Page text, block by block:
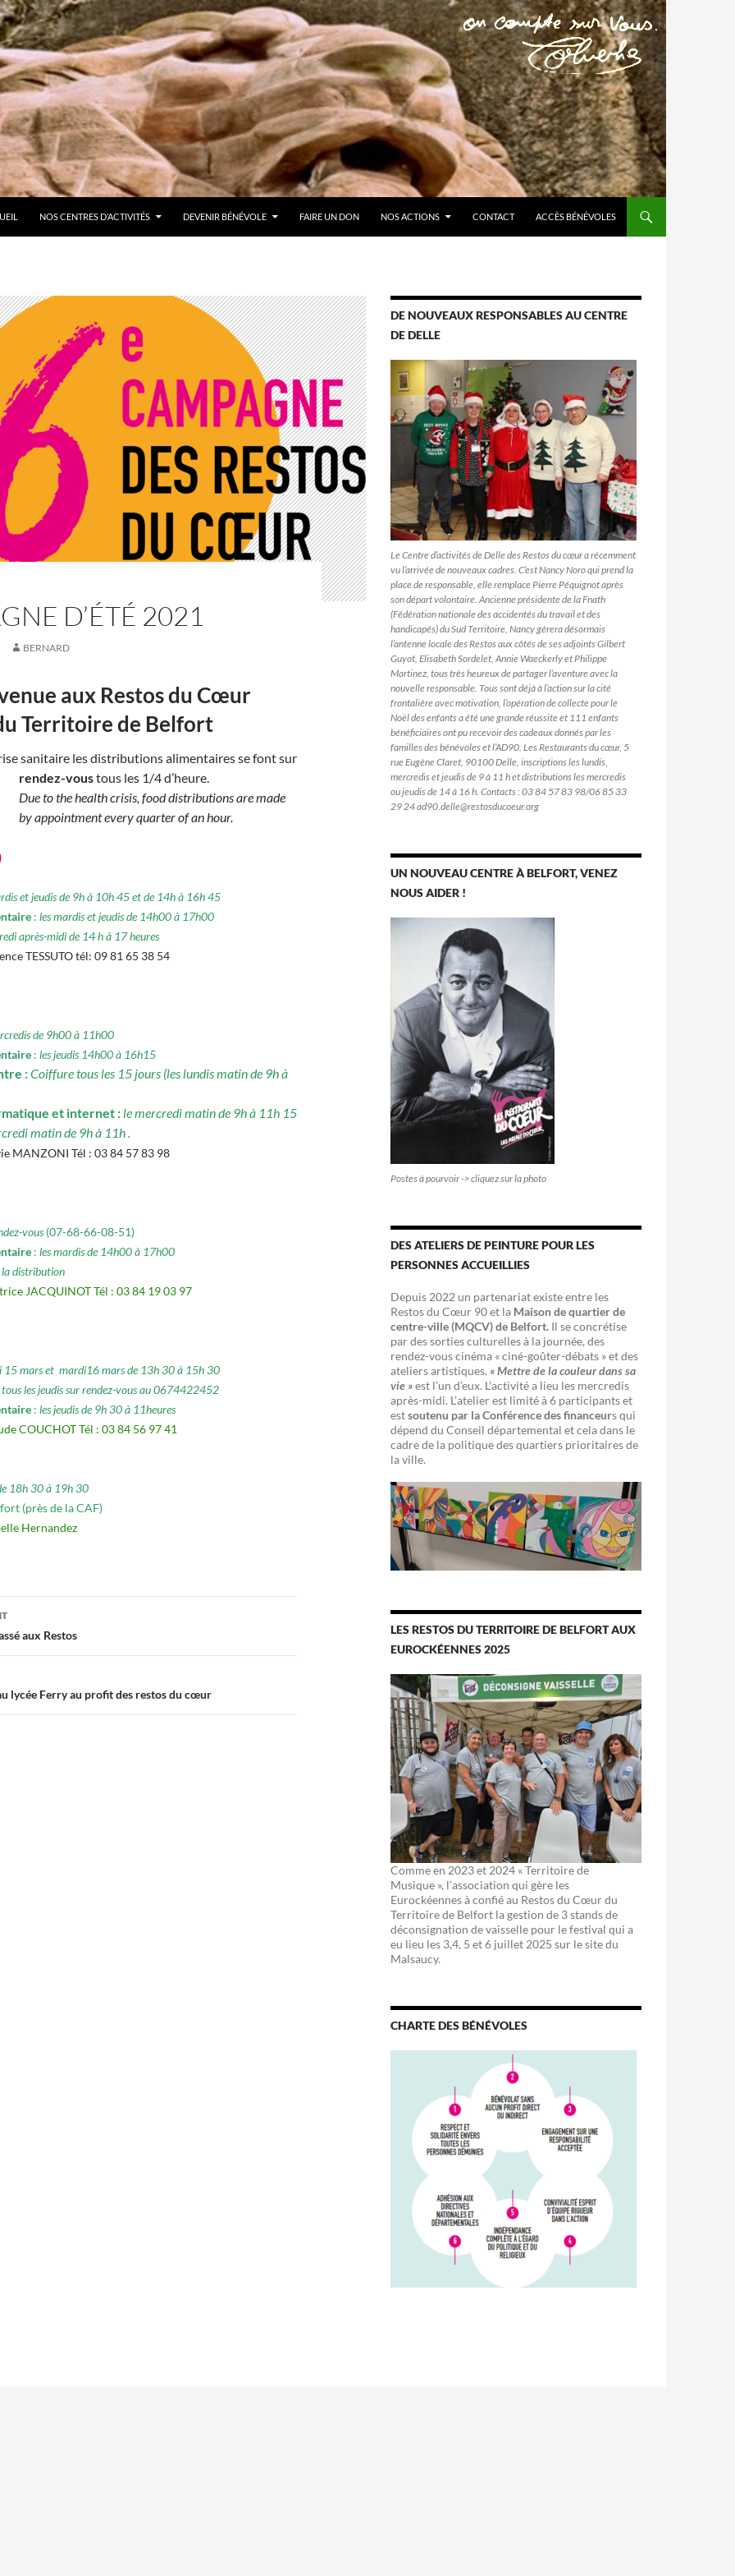
NOS CENTRES D’ACTIVITÉS DEVENIR BÉNÉVOLE FAIRE UN DON NOS ACTIONS CONTACT ACCÈS BÉNÉVOLES
D’ÉTÉ 2021
BERNARD
aux Restos du Cœur
Territoire de Belfort
sanitaire les distributions alimentaires se font sur
rendez-voustous les 1/4 d’heure.
Due to the health crisis, food distributions are made
by appointment every quarter of an hour.
et jeudis de 9h à 10h 45 et de 14h à 16h 45
: les mardis et jeudis de 14h00 à 17h00
après-midi de 14 h à 17 heures
TESSUTOtél: 09 81 65 38 54
de 9h00 à 11h00
: les jeudis 14h00 à 16h15
:Coiffure tous les 15 jours (les lundis matin de 9h à
et internet : le mercredi matin de 9h à 11h 15
matin de 9h à 11h .
MANZONI Tél : 03 84 57 83 98
vous (07-68-66-08-51)
: les mardis de 14h00 à 17h00
distribution
JACQUINOT Tél : 03 84 19 03 97
15 mars et mardi16 mars de 13h 30 à 15h 30
les jeudis sur rendez-vous au 0674422452
: les jeudis de 9h 30 à 11heures
COUCHOT Tél : 03 84 56 97 41
18h 30 à 19h 30
(près de la CAF)
Hernandez
aux Restos
lycée Ferry au profit des restos du cœur
DE NOUVEAUX RESPONSABLES AU CENTRE
DE DELLE
Le Centre d’activités de Delle des Restos du cœur a récemment
vu l’arrivée de nouveaux cadres. C’est Nancy Noro qui prend la
place de responsable, elle remplace Pierre Péquignot après
son départ volontaire. Ancienne présidente de la Fnath
(Fédération nationale des accidentés du travail et des
handicapés) du Sud Territoire, Nancy gérera désormais
l’antenne locale des Restos aux côtés de ses adjoints Gilbert
Guyot, Elisabeth Sordelet, Annie Waeckerly et Philippe
Martinez, tous très heureux de partager l’aventure avec la
nouvelle responsable. Tous sont déjà à l’action sur la cité
frontalière avec motivation, l’opération de collecte pour le
Noël des enfants a été une grande réussite et 111 enfants
bénéficiaires ont pu recevoir des cadeaux donnés par les
familles des bénévoles et l’AD90. Les Restaurants du cœur, 5
rue Eugène Claret, 90100 Delle, inscriptions les lundis,
mercredis et jeudis de 9 à 11 h et distributions les mercredis
ou jeudis de 14 à 16 h. Contacts : 03 84 57 83 98/06 85 33
29 24 ad90.delle@restosducoeur.org
UN NOUVEAU CENTRE À BELFORT, VENEZ
NOUS AIDER !
Postes à pourvoir -> cliquez sur la photo
DES ATELIERS DE PEINTURE POUR LES
PERSONNES ACCUEILLIES
Depuis 2022 un partenariat existe entre les
Restos du Cœur 90 et la Maison de quartier de
centre-ville (MQCV) de Belfort. Il se concrétise
par des sorties culturelles à la journée, des
rendez-vous cinéma « ciné-goûter-débats » et des
ateliers artistiques. « Mettre de la couleur dans sa
vie »est l’un d’eux. L’activité a lieu les mercredis
après-midi. L’atelier est limité à 6 participants et
estsoutenu par la Conférence des financeurs qui
dépend du Conseil départemental et cela dans le
cadre de la politique des quartiers prioritaires de
la ville.
LES RESTOS DU TERRITOIRE DE BELFORT AUX
EUROCKÉENNES 2025
Comme en 2023 et 2024 « Territoire de
Musique », l’association qui gère les
Eurockéennes à confié au Restos du Cœur du
Territoire de Belfort la gestion de 3 stands de
déconsignation de vaisselle pour le festival qui a
eu lieu les 3,4, 5 et 6 juillet 2025 sur le site du
Malsaucy.
CHARTE DES BÉNÉVOLES